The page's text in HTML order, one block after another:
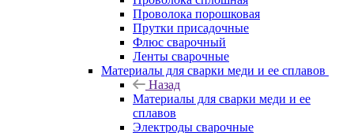
Проволока порошковая
Прутки присадочные
Флюс сварочный
Ленты сварочные
Материалы для сварки меди и ее сплавов
Назад
Материалы для сварки меди и ее
сплавов
Электроды сварочные